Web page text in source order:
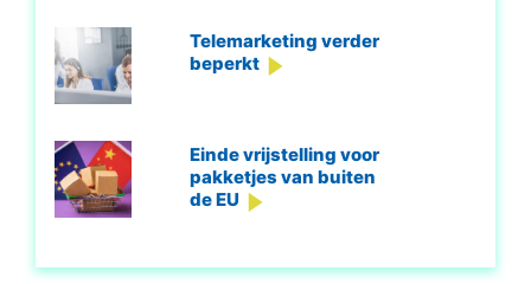
Telemarketing verder
beperkt
Einde vrijstelling voor
pakketjes van buiten
de EU